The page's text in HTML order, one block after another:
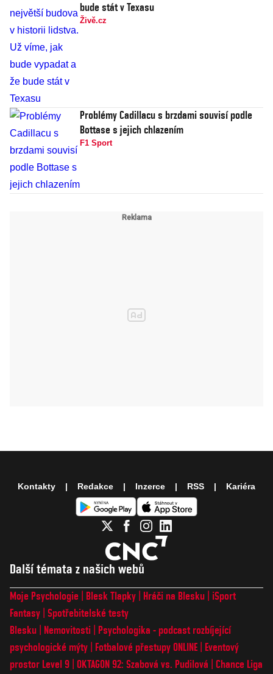
bude stát v Texasu
Živě.cz
Problémy Cadillacu s brzdami souvisí podle
Bottase s jejich chlazením
F1 Sport
Další témata z našich webů
Moje Psychologie Blesk Tlapky Hráči na Blesku
iSport
Fantasy Spotřebitelské testy
Blesku
Nemovitosti
Psychologika - podcast rozbíjející
psychologické mýty
Fotbalové přestupy ONLINE
Eventový
prostor Level 9 OKTAGON 92: Szabová vs. Pudilová
Chance Liga
Kontakty Redakce Inzerce RSS Kariéra